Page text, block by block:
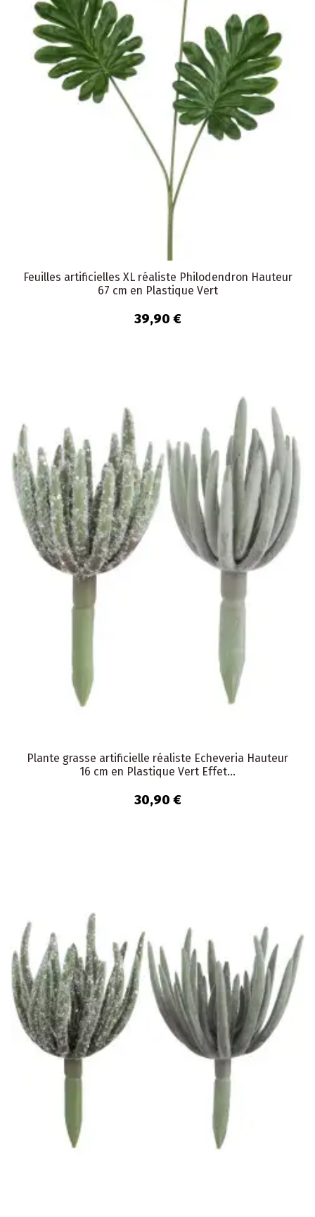
Feuilles artificielles XL réaliste Philodendron Hauteur
67 cm en Plastique Vert
39,90 €
Plante grasse artificielle réaliste Echeveria Hauteur
16 cm en Plastique Vert Effet...
30,90 €